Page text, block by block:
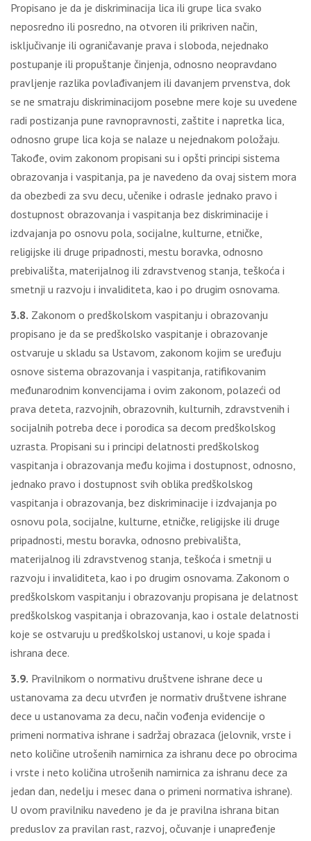
Propisano je da je diskriminacija lica ili grupe lica svako
neposredno ili posredno, na otvoren ili prikriven način,
isključivanje ili ograničavanje prava i sloboda, nejednako
postupanje ili propuštanje činjenja, odnosno neopravdano
pravljenje razlika povlađivanjem ili davanjem prvenstva, dok
se ne smatraju diskriminacijom posebne mere koje su uvedene
radi postizanja pune ravnopravnosti, zaštite i napretka lica,
odnosno grupe lica koja se nalaze u nejednakom položaju.
Takođe, ovim zakonom propisani su i opšti principi sistema
obrazovanja i vaspitanja, pa je navedeno da ovaj sistem mora
da obezbedi za svu decu, učenike i odrasle jednako pravo i
dostupnost obrazovanja i vaspitanja bez diskriminacije i
izdvajanja po osnovu pola, socijalne, kulturne, etničke,
religijske ili druge pripadnosti, mestu boravka, odnosno
prebivališta, materijalnog ili zdravstvenog stanja, teškoća i
smetnji u razvoju i invaliditeta, kao i po drugim osnovama.
3.8. Zakonom o predškolskom vaspitanju i obrazovanju
propisano je da se predškolsko vaspitanje i obrazovanje
ostvaruje u skladu sa Ustavom, zakonom kojim se uređuju
osnove sistema obrazovanja i vaspitanja, ratifikovanim
međunarodnim konvencijama i ovim zakonom, polazeći od
prava deteta, razvojnih, obrazovnih, kulturnih, zdravstvenih i
socijalnih potreba dece i porodica sa decom predškolskog
uzrasta. Propisani su i principi delatnosti predškolskog
vaspitanja i obrazovanja među kojima i dostupnost, odnosno,
jednako pravo i dostupnost svih oblika predškolskog
vaspitanja i obrazovanja, bez diskriminacije i izdvajanja po
osnovu pola, socijalne, kulturne, etničke, religijske ili druge
pripadnosti, mestu boravka, odnosno prebivališta,
materijalnog ili zdravstvenog stanja, teškoća i smetnji u
razvoju i invaliditeta, kao i po drugim osnovama. Zakonom o
predškolskom vaspitanju i obrazovanju propisana je delatnost
predškolskog vaspitanja i obrazovanja, kao i ostale delatnosti
koje se ostvaruju u predškolskoj ustanovi, u koje spada i
ishrana dece.
3.9. Pravilnikom o normativu društvene ishrane dece u
ustanovama za decu utvrđen je normativ društvene ishrane
dece u ustanovama za decu, način vođenja evidencije o
primeni normativa ishrane i sadržaj obrazaca (jelovnik, vrste i
neto količine utrošenih namirnica za ishranu dece po obrocima
i vrste i neto količina utrošenih namirnica za ishranu dece za
jedan dan, nedelju i mesec dana o primeni normativa ishrane).
U ovom pravilniku navedeno je da je pravilna ishrana bitan
preduslov za pravilan rast, razvoj, očuvanje i unapređenje